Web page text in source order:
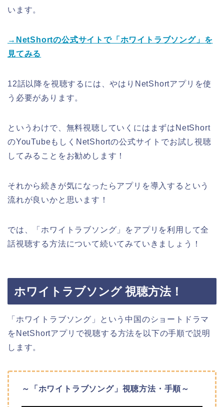
います。
→NetShortの公式サイトで「ホワイトラブソング」 を
見てみる
12話以降を視聴するには、やはりNetShortアプリを使
う必要があります。
というわけで、無料視聴していくにはまずはNetShort
のYouTubeもしくNetShortの公式サイトでお試し視聴
してみることをお勧めします！
それから続きが気になったらアプリを導入するという
流れが良いかと思います！
では、「ホワイトラブソング」をアプリを利用して全
話視聴する方法について続いてみていきましょう！
ホワイトラブソング 視聴方法！
「ホワイトラブソング」という中国のショートドラマ
をNetShortアプリで視聴する方法を以下の手順で説明
します。
～「ホワイトラブソング」視聴方法・手順～